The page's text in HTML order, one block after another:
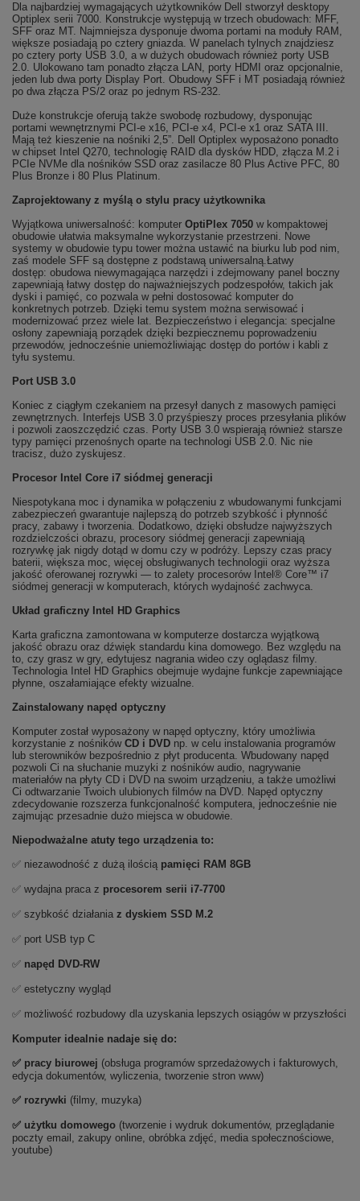
Dla najbardziej wymagających użytkowników Dell stworzył desktopy
Optiplex serii 7000. Konstrukcje występują w trzech obudowach: MFF,
SFF oraz MT. Najmniejsza dysponuje dwoma portami na moduły RAM,
większe posiadają po cztery gniazda. W panelach tylnych znajdziesz
po cztery porty USB 3.0, a w dużych obudowach również porty USB
2.0. Ulokowano tam ponadto złącza LAN, porty HDMI oraz opcjonalnie,
jeden lub dwa porty Display Port. Obudowy SFF i MT posiadają również
po dwa złącza PS/2 oraz po jednym RS-232.
Duże konstrukcje oferują także swobodę rozbudowy, dysponując
portami wewnętrznymi PCI-e x16, PCI-e x4, PCI-e x1 oraz SATA III.
Mają też kieszenie na nośniki 2,5”. Dell Optiplex wyposażono ponadto
w chipset Intel Q270, technologię RAID dla dysków HDD, złącza M.2 i
PCIe NVMe dla nośników SSD oraz zasilacze 80 Plus Active PFC, 80
Plus Bronze i 80 Plus Platinum.
Zaprojektowany z myślą o stylu pracy użytkownika
Wyjątkowa uniwersalność: komputer OptiPlex 7050 w kompaktowej
obudowie ułatwia maksymalne wykorzystanie przestrzeni. Nowe
systemy w obudowie typu tower można ustawić na biurku lub pod nim,
zaś modele SFF są dostępne z podstawą uniwersalną.Łatwy
dostęp: obudowa niewymagająca narzędzi i zdejmowany panel boczny
zapewniają łatwy dostęp do najważniejszych podzespołów, takich jak
dyski i pamięć, co pozwala w pełni dostosować komputer do
konkretnych potrzeb. Dzięki temu system można serwisować i
modernizować przez wiele lat. Bezpieczeństwo i elegancja: specjalne
osłony zapewniają porządek dzięki bezpiecznemu poprowadzeniu
przewodów, jednocześnie uniemożliwiając dostęp do portów i kabli z
tyłu systemu.
Port USB 3.0
Koniec z ciągłym czekaniem na przesył danych z masowych pamięci
zewnętrznych. Interfejs USB 3.0 przyśpieszy proces przesyłania plików
i pozwoli zaoszczędzić czas. Porty USB 3.0 wspierają również starsze
typy pamięci przenośnych oparte na technologi USB 2.0. Nic nie
tracisz, dużo zyskujesz.
Procesor Intel Core i7 siódmej generacji
Niespotykana moc i dynamika w połączeniu z wbudowanymi funkcjami
zabezpieczeń gwarantuje najlepszą do potrzeb szybkość i płynność
pracy, zabawy i tworzenia. Dodatkowo, dzięki obsłudze najwyższych
rozdzielczości obrazu, procesory siódmej generacji zapewniają
rozrywkę jak nigdy dotąd w domu czy w podróży. Lepszy czas pracy
baterii, większa moc, więcej obsługiwanych technologii oraz wyższa
jakość oferowanej rozrywki — to zalety procesorów Intel® Core™ i7
siódmej generacji w komputerach, których wydajność zachwyca.
Układ graficzny Intel HD Graphics
Karta graficzna zamontowana w komputerze dostarcza wyjątkową
jakość obrazu oraz dźwięk standardu kina domowego. Bez względu na
to, czy grasz w gry, edytujesz nagrania wideo czy oglądasz filmy.
Technologia Intel HD Graphics obejmuje wydajne funkcje zapewniające
płynne, oszałamiające efekty wizualne.
Zainstalowany napęd optyczny
Komputer został wyposażony w napęd optyczny, który umożliwia
korzystanie z nośników CD i DVD np. w celu instalowania programów
lub sterowników bezpośrednio z płyt producenta. Wbudowany napęd
pozwoli Ci na słuchanie muzyki z nośników audio, nagrywanie
materiałów na płyty CD i DVD na swoim urządzeniu, a także umożliwi
Ci odtwarzanie Twoich ulubionych filmów na DVD. Napęd optyczny
zdecydowanie rozszerza funkcjonalność komputera, jednocześnie nie
zajmując przesadnie dużo miejsca w obudowie.
Niepodważalne atuty tego urządzenia to:
✅ niezawodność z dużą ilością pamięci RAM 8GB
✅ wydajna praca z procesorem serii i7-7700
✅ szybkość działania z dyskiem SSD M.2
✅ port USB typ C
✅ napęd DVD-RW
✅ estetyczny wygląd
✅ możliwość rozbudowy dla uzyskania lepszych osiągów w przyszłości
Komputer idealnie nadaje się do:
✅ pracy biurowej (obsługa programów sprzedażowych i fakturowych,
edycja dokumentów, wyliczenia, tworzenie stron www)
✅ rozrywki (filmy, muzyka)
✅ użytku domowego (tworzenie i wydruk dokumentów, przeglądanie
poczty email, zakupy online, obróbka zdjęć, media społecznościowe,
youtube)